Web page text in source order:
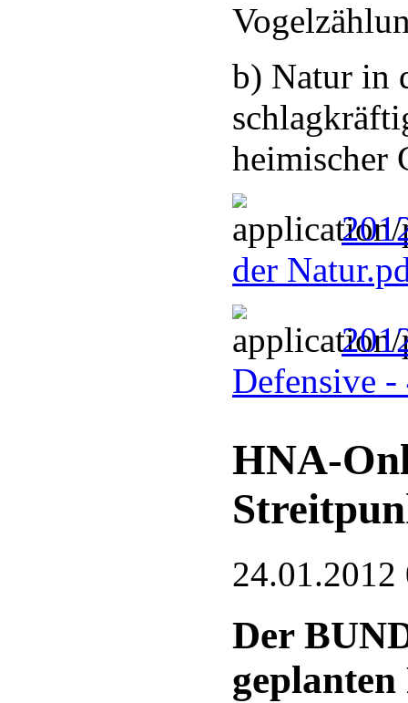
b) Natur in
heimischer
der
Defensive
HNA-
24.01.2012
Der